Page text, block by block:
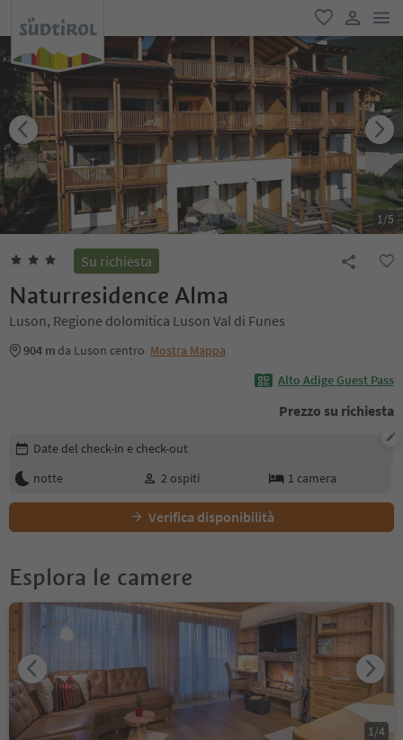
favoriti
user link
1/5
Su richiesta
Naturresidence Alma
Luson, Regione dolomitica Luson Val di Funes
904 m da Luson centro Mostra Mappa
Alto Adige Guest Pass
Prezzo su richiesta
Modifica i dettagli della prenotazione
Date del check-in e check-out
notte
2 ospiti 1 camera
Verifica disponibilità
Esplora le camere
1 /4